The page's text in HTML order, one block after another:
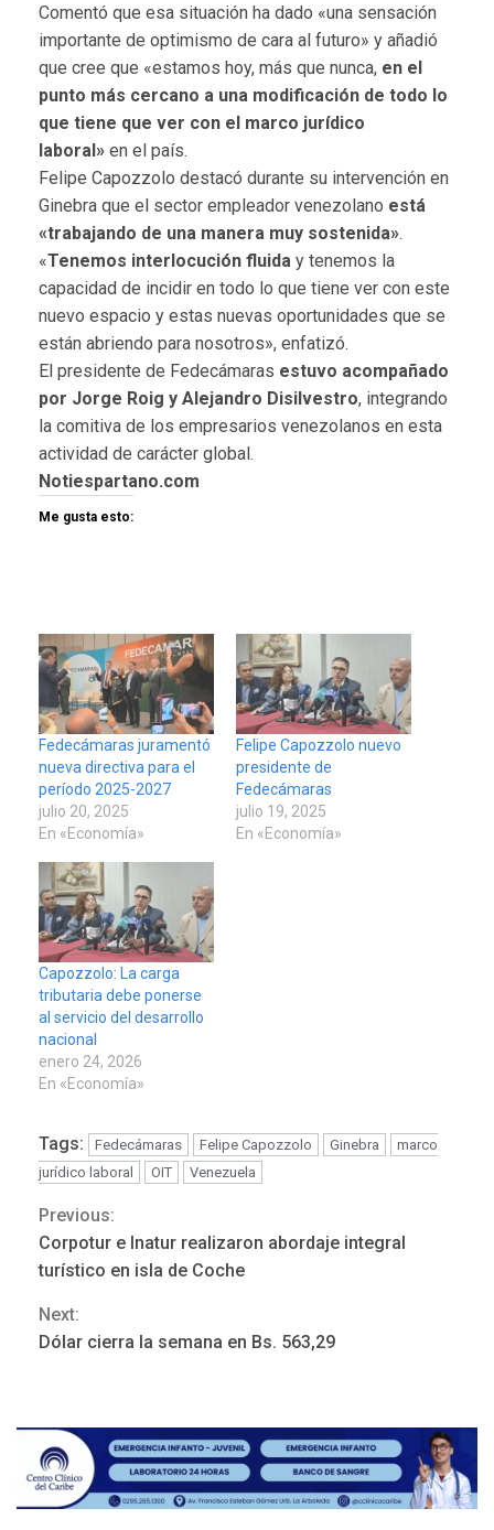
Comentó que esa situación ha dado «una sensación
importante de optimismo de cara al futuro» y añadió
que cree que «estamos hoy, más que nunca, en el
punto más cercano a una modificación de todo lo
que tiene que ver con el marco jurídico
laboral» en el país.
Felipe Capozzolo destacó durante su intervención en
Ginebra que el sector empleador venezolano está
«trabajando de una manera muy sostenida».
«Tenemos interlocución fluida y tenemos la
capacidad de incidir en todo lo que tiene ver con este
nuevo espacio y estas nuevas oportunidades que se
están abriendo para nosotros», enfatizó.
El presidente de Fedecámaras estuvo acompañado
por Jorge Roig y Alejandro Disilvestro, integrando
la comitiva de los empresarios venezolanos en esta
actividad de carácter global.
Notiespartano.com
Me gusta esto:
Fedecámaras juramentó
nueva directiva para el
período 2025-2027
julio 20, 2025
En «Economía»
Felipe Capozzolo nuevo
presidente de
Fedecámaras
julio 19, 2025
En «Economía»
Capozzolo: La carga
tributaria debe ponerse
al servicio del desarrollo
nacional
enero 24, 2026
En «Economía»
Tags: Fedecámaras Felipe Capozzolo Ginebra
marco
jurídico laboral
OIT Venezuela
Continue
Reading
Previous:
Corpotur e Inatur realizaron abordaje integral
turístico en isla de Coche
Next:
Dólar cierra la semana en Bs. 563,29
Hutíes de Yemen dicen que
REGIONALES ÚLTIMA HORA
Instituciones estadales se
suman al Plan Agosto de